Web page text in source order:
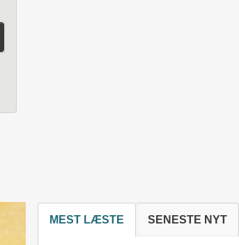
MEST LÆSTE SENESTE NYT